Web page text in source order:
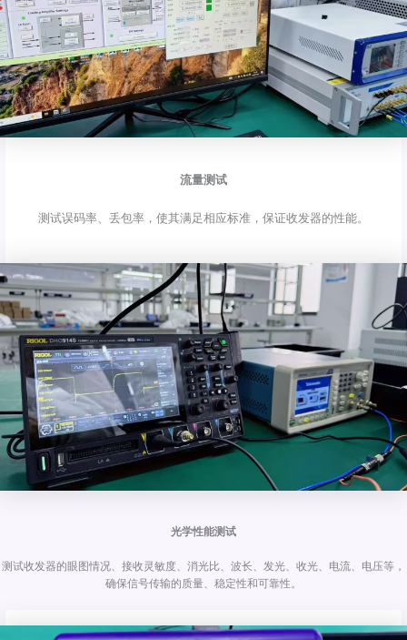
流量测试
测试误码率、丢包率，使其满足相应标准，保证收发器的性能。
光学性能测试
测试收发器的眼图情况、接收灵敏度、消光比、波长、发光、收光、电流、电压等，
确保信号传输的质量、稳定性和可靠性。